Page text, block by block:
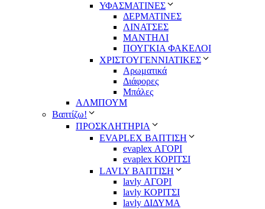
ΥΦΑΣΜΑΤΙΝΕΣ
ΔΕΡΜΑΤΙΝΕΣ
ΛΙΝΑΤΣΕΣ
ΜΑΝΤΗΛΙ
ΠΟΥΓΚΙΑ ΦΑΚΕΛΟΙ
ΧΡΙΣΤΟΥΓΕΝΝΙΑΤΙΚΕΣ
Αρωματικά
Διάφορες
Μπάλες
ΑΛΜΠΟΥΜ
Βαπτίζω!
ΠΡΟΣΚΛΗΤΗΡΙΑ
EVAPLEX ΒΑΠΤΙΣΗ
evaplex ΑΓΟΡΙ
evaplex ΚΟΡΙΤΣΙ
LAVLY ΒΑΠΤΙΣΗ
lavly ΑΓΟΡΙ
lavly ΚΟΡΙΤΣΙ
lavly ΔΙΔΥΜΑ